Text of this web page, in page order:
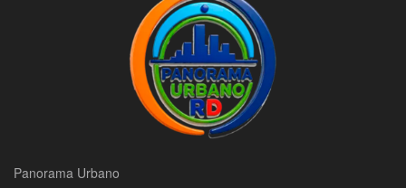
Panorama Urbano